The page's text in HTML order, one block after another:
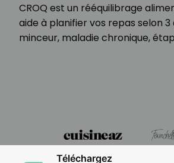
CROQ est un rééquilibrage
aide à planifier vos repas selon 3
minceur, maladie chronique,
Téléchargez